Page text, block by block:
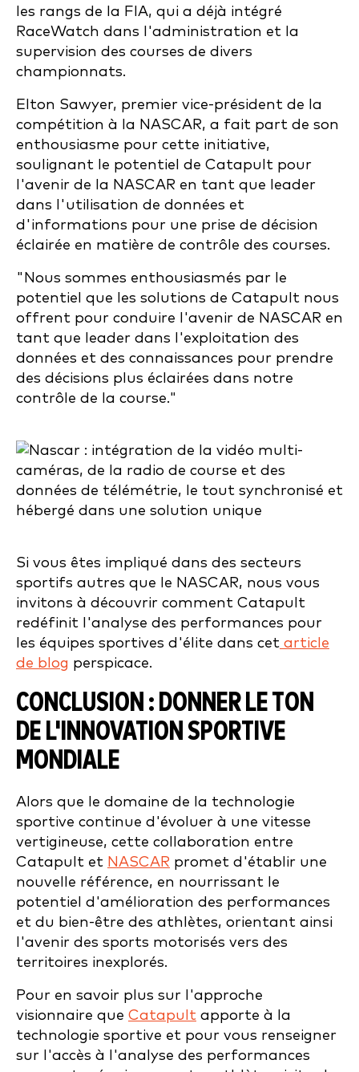
les rangs de la FIA, qui a déjà intégré
RaceWatch dans l'administration et la
supervision des courses de divers
championnats.
Elton Sawyer, premier vice-président de la
compétition à la NASCAR, a fait part de son
enthousiasme pour cette initiative,
soulignant le potentiel de Catapult pour
l'avenir de la NASCAR en tant que leader
dans l'utilisation de données et
d'informations pour une prise de décision
éclairée en matière de contrôle des courses.
"Nous sommes enthousiasmés par le
potentiel que les solutions de Catapult nous
offrent pour conduire l'avenir de NASCAR en
tant que leader dans l'exploitation des
données et des connaissances pour prendre
des décisions plus éclairées dans notre
contrôle de la course."
Si vous êtes impliqué dans des secteurs
sportifs autres que le NASCAR, nous vous
invitons à découvrir comment Catapult
redéfinit l'analyse des performances pour
les équipes sportives d'élite dans cet article
de blog perspicace.
CONCLUSION : DONNER LE TON
DE L'INNOVATION SPORTIVE
MONDIALE
Alors que le domaine de la technologie
sportive continue d'évoluer à une vitesse
vertigineuse, cette collaboration entre
Catapult et NASCAR promet d'établir une
nouvelle référence, en nourrissant le
potentiel d'amélioration des performances
et du bien-être des athlètes, orientant ainsi
l'avenir des sports motorisés vers des
territoires inexplorés.
Pour en savoir plus sur l'approche
visionnaire que Catapult apporte à la
technologie sportive et pour vous renseigner
sur l'accès à l'analyse des performances